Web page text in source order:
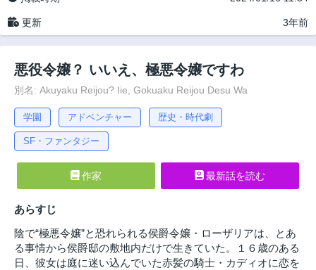
更新 3年前
悪役令嬢？ いいえ、極悪令嬢ですわ
別名: Akuyaku Reijou? Iie, Gokuaku Reijou Desu Wa
学園 アドベンチャー 歴史・時代劇
SF・ファンタジー
作家 最新話を読む
あらすじ
陰で“極悪令嬢”と恐れられる侯爵令嬢・ローザリアは、とあ
る事情から侯爵邸の敷地内だけで生きていた。１６歳のある
日、彼女は庭に迷い込んでいた赤髪の騎士・カディオに恋を